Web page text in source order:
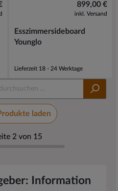
899,00 €
inkl. Versand
Esszimmersideboard
Younglo
Lieferzeit 18 - 24 Werktage
laden
2 von 15
Information